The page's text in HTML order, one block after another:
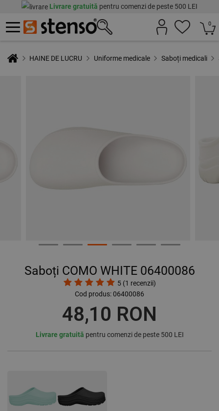
Livrare gratuită pentru comenzi de peste 500 LEI
0
HAINE DE LUCRU Uniforme medicale Saboți medicali
Saboți COMO WHITE 06400086
5 (1 recenzii)
Cod produs:06400086
48,10 RON
Livrare gratuită pentru comenzi de peste 500 LEI